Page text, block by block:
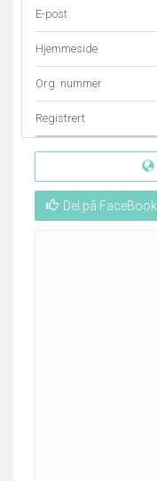
E-post
Hjemmeside
Org. nummer
Registrert
Del på FaceBook